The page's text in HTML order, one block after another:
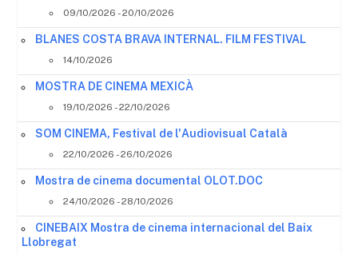
09/10/2026 - 20/10/2026
BLANES COSTA BRAVA INTERNAL. FILM FESTIVAL
14/10/2026
MOSTRA DE CINEMA MEXICÀ
19/10/2026 - 22/10/2026
SOM CINEMA, Festival de l'Audiovisual Català
22/10/2026 - 26/10/2026
Mostra de cinema documental OLOT.DOC
24/10/2026 - 28/10/2026
CINEBAIX Mostra de cinema internacional del Baix
Llobregat